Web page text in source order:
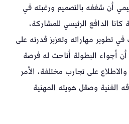
أن شغفه بالتصميم ورغبته في
كانا الدافع الرئيسي للمشاركة،
تطوير مهاراته وتعزيز قدرته على
أجواء البطولة أتاحت له فرصة
على تجارب مختلفة، الأمر
الفنية وصقل هويته المهنية